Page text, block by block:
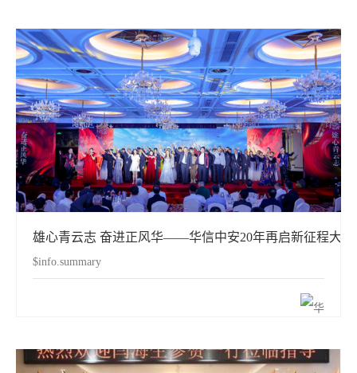
雄心青云志 奋进正风华——华信中安20年再启新征程大会
$info.summary